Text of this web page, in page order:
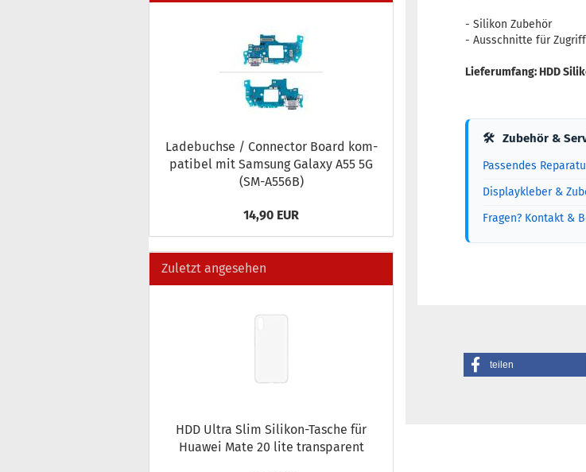
- Silikon Zubehör
- Ausschnitte für
Lieferumfang: HDD
🛠 Zubehör &
Passendes
Displaykleber &
Fragen? Kontakt &
teilen
La­de­buch­se / Con­nec­tor Board kom­
pa­ti­bel mit Sam­sung Ga­la­xy A55 5G
(SM-​A556B)
14,90 EUR
Zuletzt angesehen
HDD Ultra Slim Silikon-​Tasche für
Hua­wei Mate 20 lite trans­pa­rent